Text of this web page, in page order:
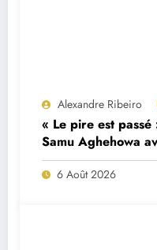
Alexandre Ribeiro
« Le pire est
Samu Aghehowa
Porto ?
6 Août 2026